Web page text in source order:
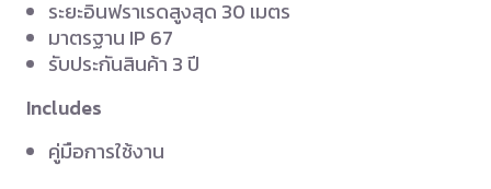
ระยะอินฟราเรดสูงสุด 30 เมตร
มาตรฐาน IP 67
รับประกันสินค้า 3 ปี
Includes
คู่มือการใช้งาน